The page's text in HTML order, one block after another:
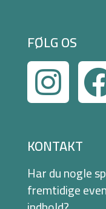
FØLG OS
KONTAKT
Har du nogle
fremtidige